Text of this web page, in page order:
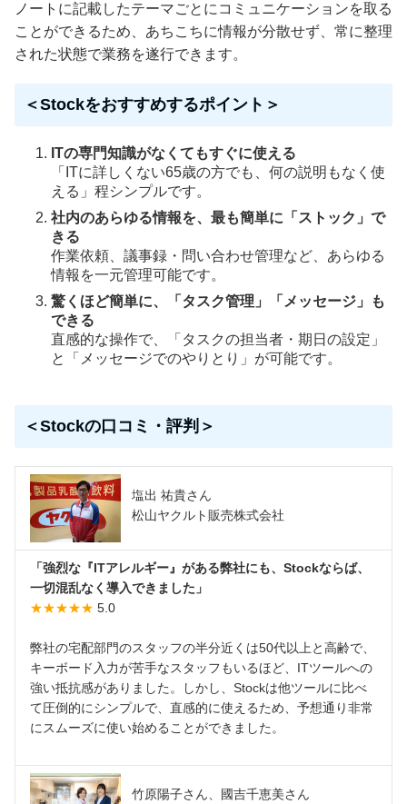
ノートに記載したテーマごとにコミュニケーションを取る
ことができるため、あちこちに情報が分散せず、常に整理
された状態で業務を遂行できます。
＜Stockをおすすめするポイント＞
ITの専門知識がなくてもすぐに使える
「ITに詳しくない65歳の方でも、何の説明もなく使
える」程シンプルです。
社内のあらゆる情報を、最も簡単に「ストック」で
きる
作業依頼、議事録・問い合わせ管理など、あらゆる
情報を一元管理可能です。
驚くほど簡単に、「タスク管理」「メッセージ」も
できる
直感的な操作で、「タスクの担当者・期日の設定」
と「メッセージでのやりとり」が可能です。
＜Stockの口コミ・評判＞
塩出 祐貴さん
松山ヤクルト販売株式会社
「強烈な『ITアレルギー』がある弊社にも、Stockならば、
一切混乱なく導入できました」
★★★★★ 5.0
弊社の宅配部門のスタッフの半分近くは50代以上と高齢で、
キーボード入力が苦手なスタッフもいるほど、ITツールへの
強い抵抗感がありました。しかし、Stockは他ツールに比べ
て圧倒的にシンプルで、直感的に使えるため、予想通り非常
にスムーズに使い始めることができました。
竹原陽子さん、國吉千恵美さん